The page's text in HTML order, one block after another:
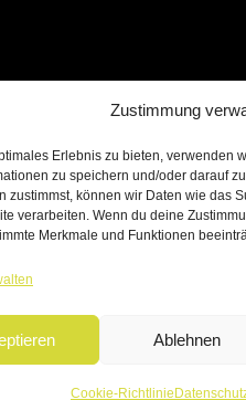
Zustimmung
Erlebnis zu bieten, verwenden
zu speichern und/oder darauf
zustimmst, können wir Daten wie das
verarbeiten. Wenn du deine
Merkmale und Funktionen
Ablehnen
Cookie-Richtlinie